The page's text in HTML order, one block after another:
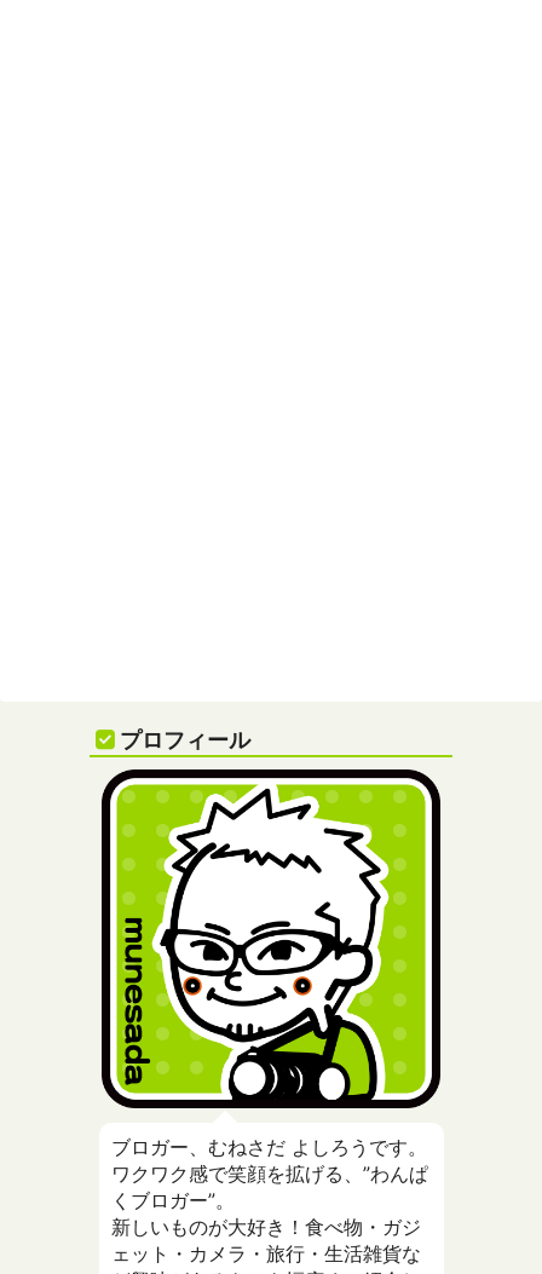
プロフィール
ブロガー、むねさだ よしろうです。
ワクワク感で笑顔を拡げる、”わんぱ
くブロガー”。
新しいものが大好き！食べ物・ガジ
ェット・カメラ・旅行・生活雑貨な